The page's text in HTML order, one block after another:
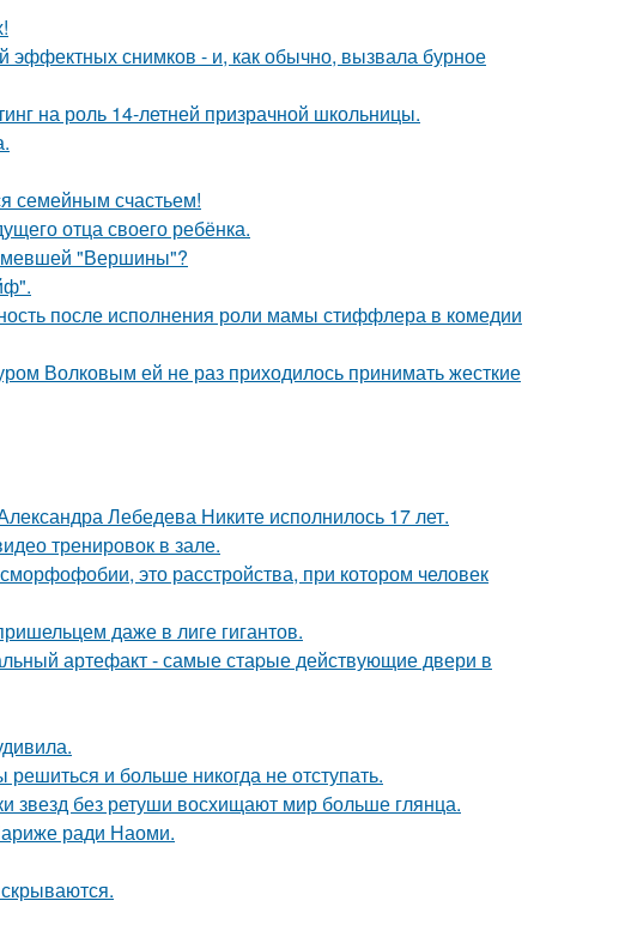
эффектных снимков - и, как обычно, вызвала бурное
на роль 14-летней призрачной школьницы.
семейным счастьем!
отца своего ребёнка.
"Вершины"?
после исполнения роли мамы стиффлера в комедии
Волковым ей не раз приходилось принимать жесткие
Лебедева Никите исполнилось 17 лет.
тренировок в зале.
это расстройства, при котором человек
даже в лиге гигантов.
артефакт - самые стаpые действующие двери в
и больше никогда не отступать.
звезд без ретуши восхищают мир больше глянца.
ради Наоми.